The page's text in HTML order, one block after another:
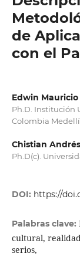
de
con el
Edwin
Ph.D. Institución
Colombia
Chistian
Ph.D(c).
DOI: https://
Palabras clave:
cultural,
serios,